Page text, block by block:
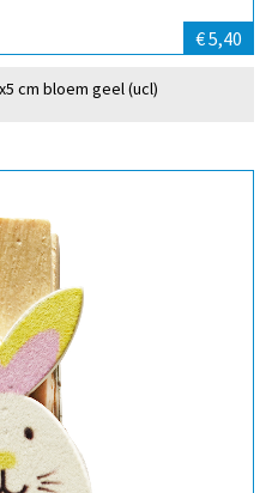
€ 5,40
cm bloem geel (ucl)